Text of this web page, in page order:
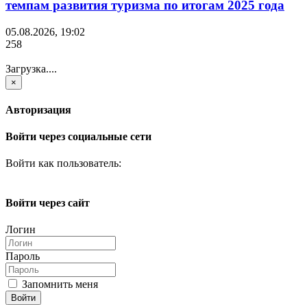
темпам развития туризма по итогам 2025 года
05.08.2026, 19:02
258
Загрузка....
×
Авторизация
Войти через социальные сети
Войти как пользователь:
Войти через сайт
Логин
Пароль
Запомнить меня